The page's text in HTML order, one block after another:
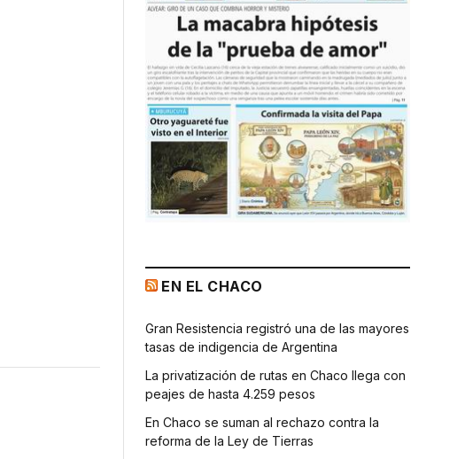
EN EL CHACO
Gran Resistencia registró una de las mayores
tasas de indigencia de Argentina
La privatización de rutas en Chaco llega con
peajes de hasta 4.259 pesos
En Chaco se suman al rechazo contra la
reforma de la Ley de Tierras